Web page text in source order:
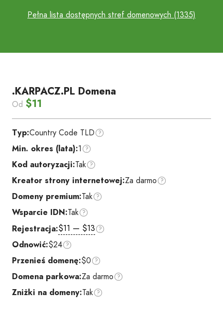
Pełna lista dostępnych stref domenowych (1335)
.KARPACZ.PL Domena
Od $11
Typ:Country Code TLD
Min. okres (lata):1
Kod autoryzacji:Tak
Kreator strony internetowej:Za darmo
Domeny premium:Tak
Wsparcie IDN:Tak
Rejestracja:$11 — $13
Odnowić:$24
Przenieś domenę:$0
Domena parkowa:Za darmo
Zniżki na domeny:Tak